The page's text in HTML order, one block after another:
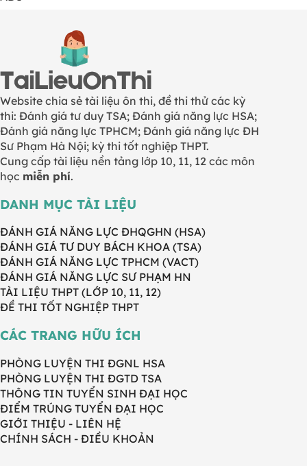
Website chia sẻ tài liệu ôn thi, đề thi thử các kỳ
thi: Đánh giá tư duy TSA; Đánh giá năng lực HSA;
Đánh giá năng lực TPHCM; Đánh giá năng lực ĐH
Sư Phạm Hà Nội; kỳ thi tốt nghiệp THPT.
Cung cấp tài liệu nền tảng lớp 10, 11, 12 các môn
học miễn phí.
DANH MỤC TÀI LIỆU
ĐÁNH GIÁ NĂNG LỰC ĐHQGHN (HSA)
ĐÁNH GIÁ TƯ DUY BÁCH KHOA (TSA)
ĐÁNH GIÁ NĂNG LỰC TPHCM (VACT)
ĐÁNH GIÁ NĂNG LỰC SƯ PHẠM HN
TÀI LIỆU THPT (LỚP 10, 11, 12)
ĐỀ THI TỐT NGHIỆP THPT
CÁC TRANG HỮU ÍCH
PHÒNG LUYỆN THI ĐGNL HSA
PHÒNG LUYỆN THI ĐGTD TSA
THÔNG TIN TUYỂN SINH ĐẠI HỌC
ĐIỂM TRÚNG TUYỂN ĐẠI HỌC
GIỚI THIỆU - LIÊN HỆ
CHÍNH SÁCH - ĐIỀU KHOẢN